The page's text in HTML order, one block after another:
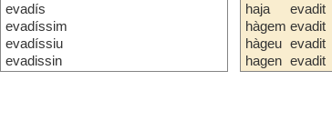
evadís
evadíssim
evadíssiu
evadissin
haja
hàgem
hàgeu
hagen
evadit
evadit
evadit
evadit